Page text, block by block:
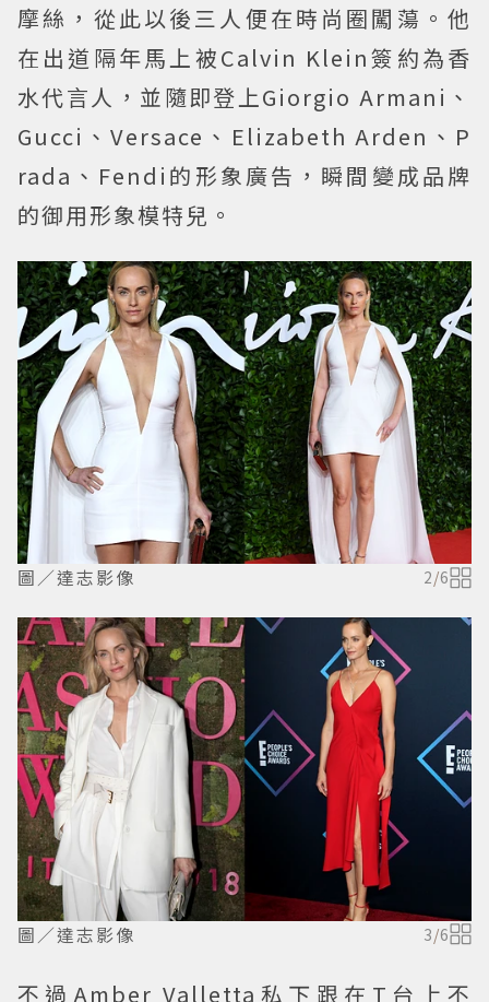
摩絲，從此以後三人便在時尚圈闖蕩。他
在出道隔年馬上被Calvin Klein簽約為香
水代言人，並隨即登上Giorgio Armani、
Gucci、Versace、Elizabeth Arden、P
rada、Fendi的形象廣告，瞬間變成品牌
的御用形象模特兒。
圖／達志影像 2/6
圖／達志影像 3/6
不過Amber Valletta私下跟在T台上不